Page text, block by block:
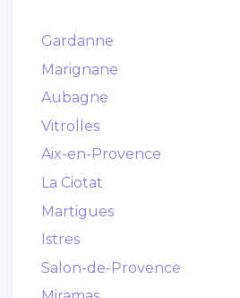
Gardanne
Marignane
Aubagne
Vitrolles
Aix-en-Provence
La Ciotat
Martigues
Istres
Salon-de-Provence